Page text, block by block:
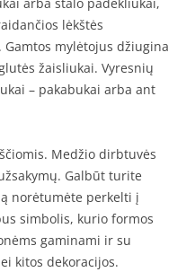
lėkštės
mylėtojus džiugina
žaisliukai. Vyresnių
– pakabukai arba ant
Medžio dirbtuvės
Galbūt turite
norėtumėte perkelti į
simbolis, kurio formos
gaminami ir su
kitos dekoracijos.